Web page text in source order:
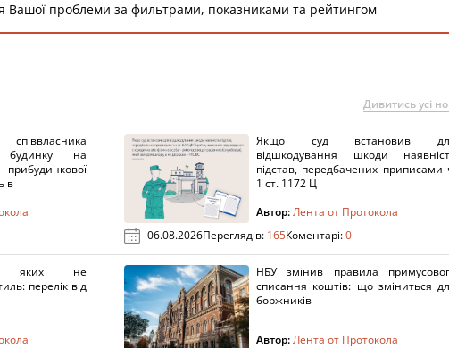
Вашої проблеми за фильтрами, показниками та рейтингом
Дивитись усі
будинку на
в
Якщо суд встановив
відшкодування шкоди
підстав, передбачених приписами
1 ст. 1172 Ц
Автор:Лента от Протокола
06.08.2026Переглядів: 165Коментарі:0
яких не
перелік від
НБУ змінив правила
списання коштів: що зміниться
боржників
Автор:Лента от Протокола